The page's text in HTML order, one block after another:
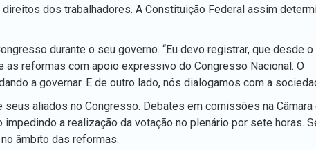
dos trabalhadores. A Constituição Federal assim
durante o seu governo. “Eu devo registrar, que desde
reformas com apoio expressivo do Congresso Nacional. O
a governar. E de outro lado, nós dialogamos com a
aliados no Congresso. Debates em comissões na Câmara
a realização da votação no plenário por sete horas.
âmbito das reformas.